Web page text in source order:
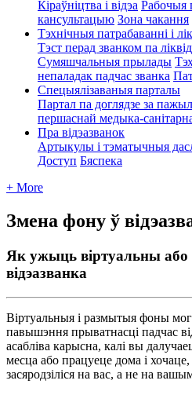
Кіраўніцтва і відэа Рабочыя
кансультацыю Зона чакання
Тэхнічныя патрабаванні і
Тэст перад званком па
Сумяшчальныя прылады
непаладак падчас званка
Спецыялізаваныя парталы
Партал па доглядзе за
першаснай медыка-
Пра відэазванок
Артыкулы і тэматычныя
Доступ Бяспека
+ More
Змена фону ў
Як ужыць віртуальны
відэазванка
Віртуальныя і размытыя фоны мог
павышэння прыватнасці падчас ві
асабліва карысна, калі вы далучае
месца або працуеце дома і хочаце,
засяродзіліся на вас, а не на вашы